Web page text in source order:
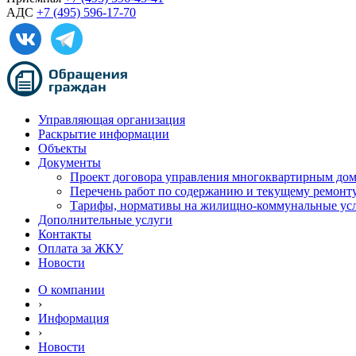
АДС +7 (495) 596-17-70
Управляющая организация
Раскрытие информации
Объекты
Документы
Проект договора управления многоквартирным
Перечень работ по содержанию и текущему
Тарифы, нормативы на жилищно-коммунальные
Дополнительные услуги
Контакты
Оплата за ЖКУ
Новости
О компании
›
Информация
›
Новости